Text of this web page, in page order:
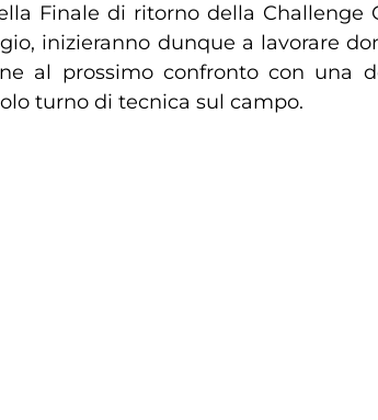
Finale di ritorno della Challenge
inizieranno dunque a lavorare
al prossimo confronto con una
turno di tecnica sul campo.